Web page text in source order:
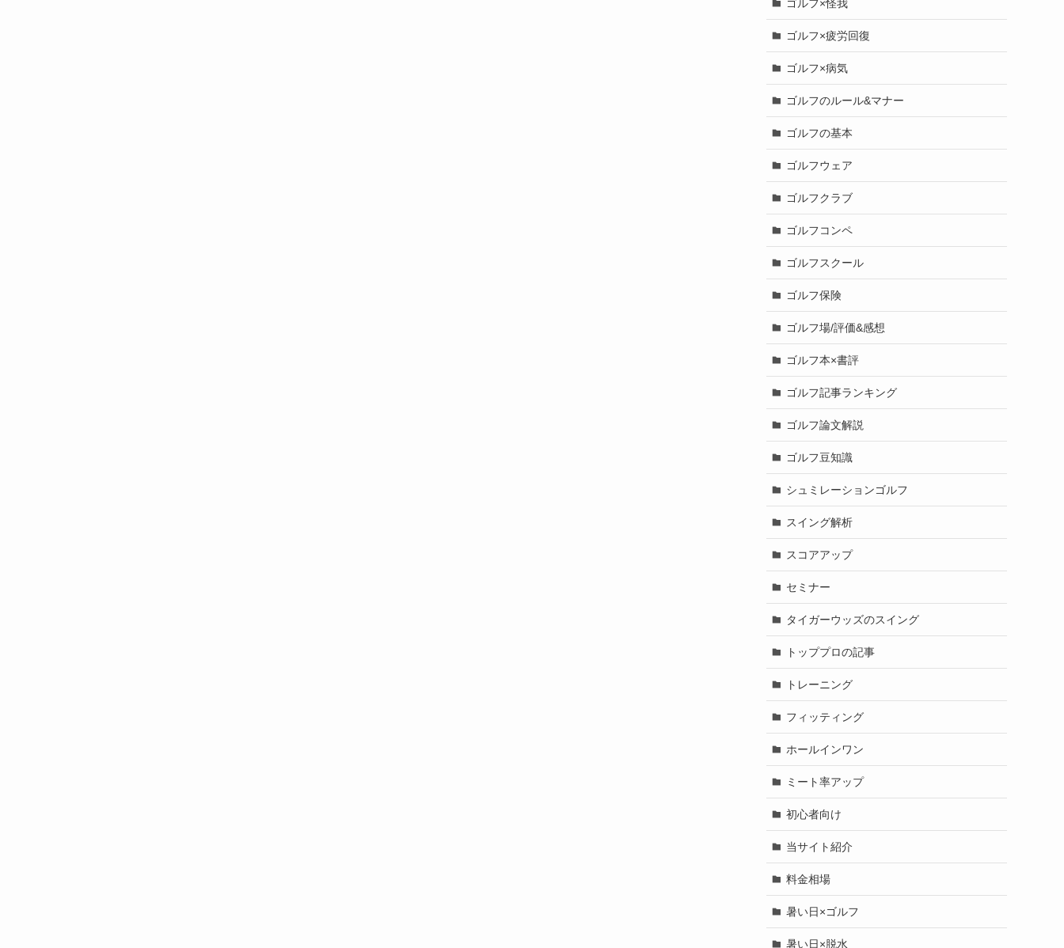
ゴルフ×怪我
ゴルフ×疲労回復
ゴルフ×病気
ゴルフのルール&マナー
ゴルフの基本
ゴルフウェア
ゴルフクラブ
ゴルフコンペ
ゴルフスクール
ゴルフ保険
ゴルフ場/評価&感想
ゴルフ本×書評
ゴルフ記事ランキング
ゴルフ論文解説
ゴルフ豆知識
シュミレーションゴルフ
スイング解析
スコアアップ
セミナー
タイガーウッズのスイング
トッププロの記事
トレーニング
フィッティング
ホールインワン
ミート率アップ
初心者向け
当サイト紹介
料金相場
暑い日×ゴルフ
暑い日×脱水